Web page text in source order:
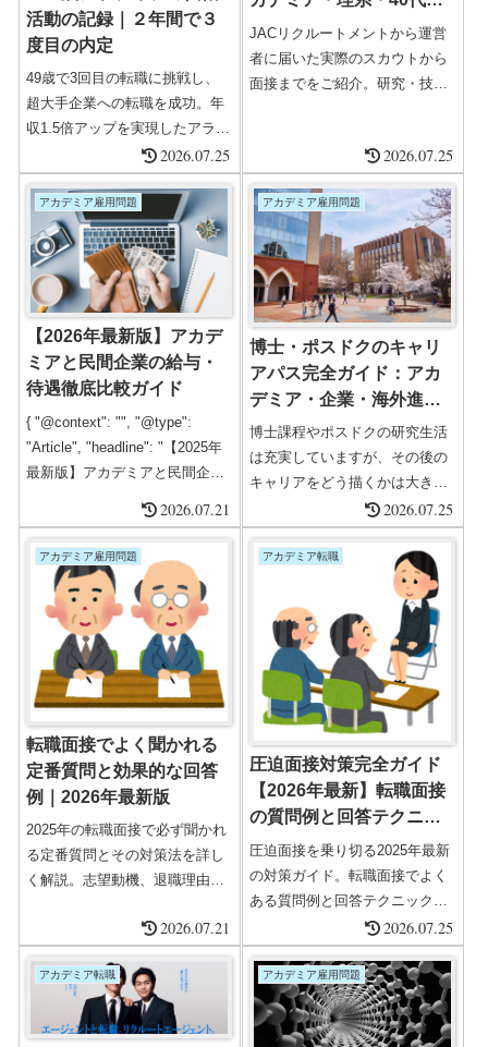
→ スキル戦略 → ネットワーク
→ メンタルケア ...
活動の記録｜２年間で３
度目の内定
49歳で3回目の転職に挑戦し、
超大手企業への転職を成功。年
収1.5倍アップを実現したアラフ
ィフの転職戦略とは？大手企業
の書類通過から内定までの実体
験を詳細公開。
2026.07.25
上の転職に強いエージェ
ント【2026年最新】
JACリクルートメントから運営
者に届いた実際のスカウトから
面接までをご紹介。研究・技術
トの割合が高いのも特徴。女性
の転職も手厚くサポートしてく
れます。
2026.07.25
アカデミア雇用問題
【2026年最新版】アカデ
ミアと民間企業の給与・
待遇徹底比較ガイド
{ "@context": "", "@type":
"Article", "headline": "【2025年
最新版】アカデミアと民間企業
"description": "アカデミア（大
学・研究機関）と民間企業にお
ける研究者の給与、待遇、キャ
リアの違いを15,000字で徹底分
析。博士・ポスドク・大学教員
が進路を選ぶための最新データ
と戦略を紹介。", "author...
2026.07.21
アカデミア雇用問題
博士・ポスドクのキャリ
アパス完全ガイド：アカ
デミア・企業・海外進出
まで徹底解説
博士課程やポスドクの研究生活
は充実していますが、その後の
キャリアをどう描くかは大きな
課題です。アカデミア内での教
授職や助教職を目指す道、民間
企業への転職、海外研究機関で
のキャリア構築など、選択肢は
多岐にわたります。本記事で
は、博士・ポスドクが進むキャ
リアパスを体系的に解説し、成
功のポイントや注意点を詳しく
紹介します。1. アカデミア内の
キャリアパス博士課程修了後、
アカデミアでのキャリアを考え
る研究...
2026.07.25
アカデミア雇用問題
転職面接でよく聞かれる
定番質問と効果的な回答
例｜2026年最新版
2025年の転職面接で必ず聞かれ
る定番質問とその対策法を詳し
く解説。志望動機、退職理由、
ランなど、合格を左右するポイ
ントを具体例と共に紹介。イエ
スバット法など難質問への対応
も網羅。面接初心者も安心の完
全ガイド。
2026.07.21
アカデミア転職
圧迫面接対策完全ガイド
【2026年最新】転職面接
の質問例と回答テクニッ
ク | イエスバット法で成功
する5つのポイント
圧迫面接を乗り切る2025年最新
の対策ガイド。転職面接でよく
ある質問例と回答テクニック、
イエスバット法の活用方法を詳
しく解説。精神的セルフケア法
も含む完全攻略法で面接成功を
目指しましょう。
2026.07.25
アカデミア転職 アカデミア雇用問題